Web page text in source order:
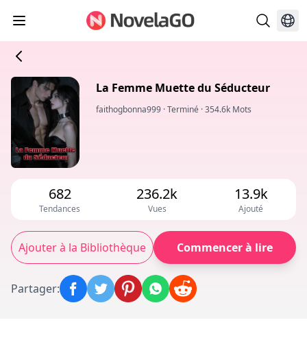
La Femme Muette du Séducteur
faithogbonna999 ·Terminé ·354.6k Mots
682
Tendances
236.2k
Vues
13.9k
Ajouté
Ajouter à la Bibliothèque Commencer à lire
Partager: